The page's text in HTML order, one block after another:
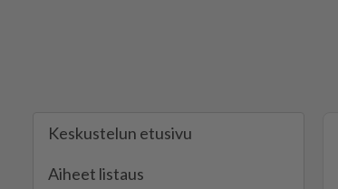
Keskustelun etusivu
Aiheet listaus